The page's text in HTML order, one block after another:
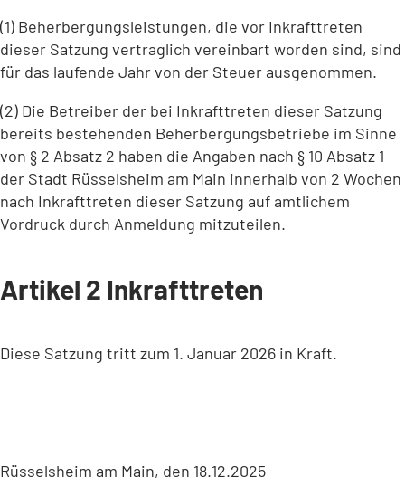
(1) Beherbergungsleistungen, die vor Inkrafttreten
dieser Satzung vertraglich vereinbart worden sind, sind
für das laufende Jahr von der Steuer ausgenommen.
(2) Die Betreiber der bei Inkrafttreten dieser Satzung
bereits bestehenden Beherbergungsbetriebe im Sinne
von § 2 Absatz 2 haben die Angaben nach § 10 Absatz 1
der Stadt Rüsselsheim am Main innerhalb von 2 Wochen
nach Inkrafttreten dieser Satzung auf amtlichem
Vordruck durch Anmeldung mitzuteilen.
Artikel 2 Inkrafttreten
Diese Satzung tritt zum 1. Januar 2026 in Kraft.
Rüsselsheim am Main, den 18.12.2025